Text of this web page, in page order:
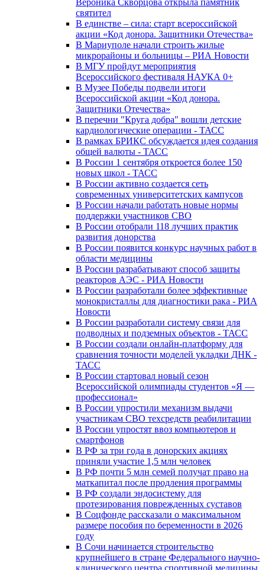
Вероника Скворцова открыла памятник
святител
В единстве – сила: старт всероссийской
акции «Код донора. Защитники Отечества»
В Мариуполе начали строить жилые
микрорайоны и больницы – РИА Новости
В МГУ пройдут мероприятия
Всероссийского фестиваля НАУКА 0+
В Музее Победы подвели итоги
Всероссийской акции «Код донора.
Защитники Отечества»
В перечни "Круга добра" вошли детские
кардиологические операции - ТАСС
В рамках БРИКС обсуждается идея создания
общей валюты - ТАСС
В России 1 сентября откроется более 150
новых школ - ТАСС
В России активно создается сеть
современных университетских кампусов
В России начали работать новые нормы
поддержки участников СВО
В России отобрали 118 лучших практик
развития донорства
В России появится конкурс научных работ в
области медицины
В России разрабатывают способ защиты
реакторов АЭС - РИА Новости
В России разработали более эффективные
монокристаллы для диагностики рака - РИА
Новости
В России разработали систему связи для
подводных и подземных объектов - ТАСС
В России создали онлайн-платформу для
сравнения точности моделей укладки ДНК -
ТАСС
В России стартовал новый сезон
Всероссийской олимпиады студентов «Я —
профессионал»
В России упростили механизм выдачи
участникам СВО техсредств реабилитации
В России упростят ввоз компьютеров и
смартфонов
В РФ за три года в донорских акциях
приняли участие 1,5 млн человек
В РФ почти 5 млн семей получат право на
маткапитал после продления программы
В РФ создали эндосистему для
протезирования поврежденных суставов
В Соцфонде рассказали о максимальном
размере пособия по беременности в 2026
году
В Сочи начинается строительство
крупнейшего в стране Федерального научно-
клинического центра спортивной медицины